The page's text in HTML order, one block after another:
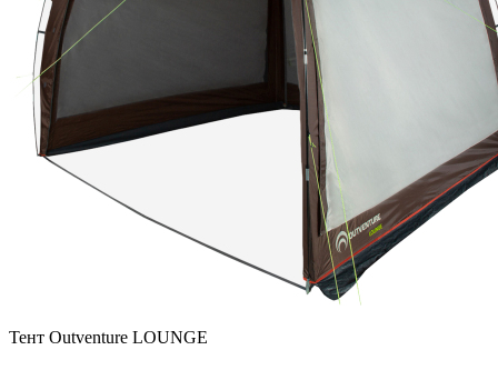
Тент Outventure LOUNGE